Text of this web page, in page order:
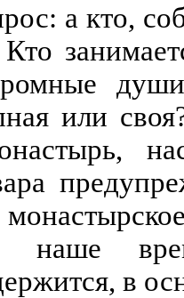
а кто,
или
наше
в